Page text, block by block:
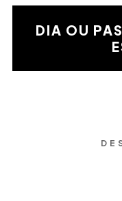
la
validación
DIA OU